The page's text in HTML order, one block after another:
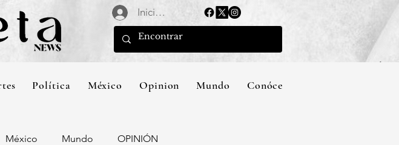
Iniciar sesión
Política México Opinion Mundo Conócenos
México Mundo OPINIÓN